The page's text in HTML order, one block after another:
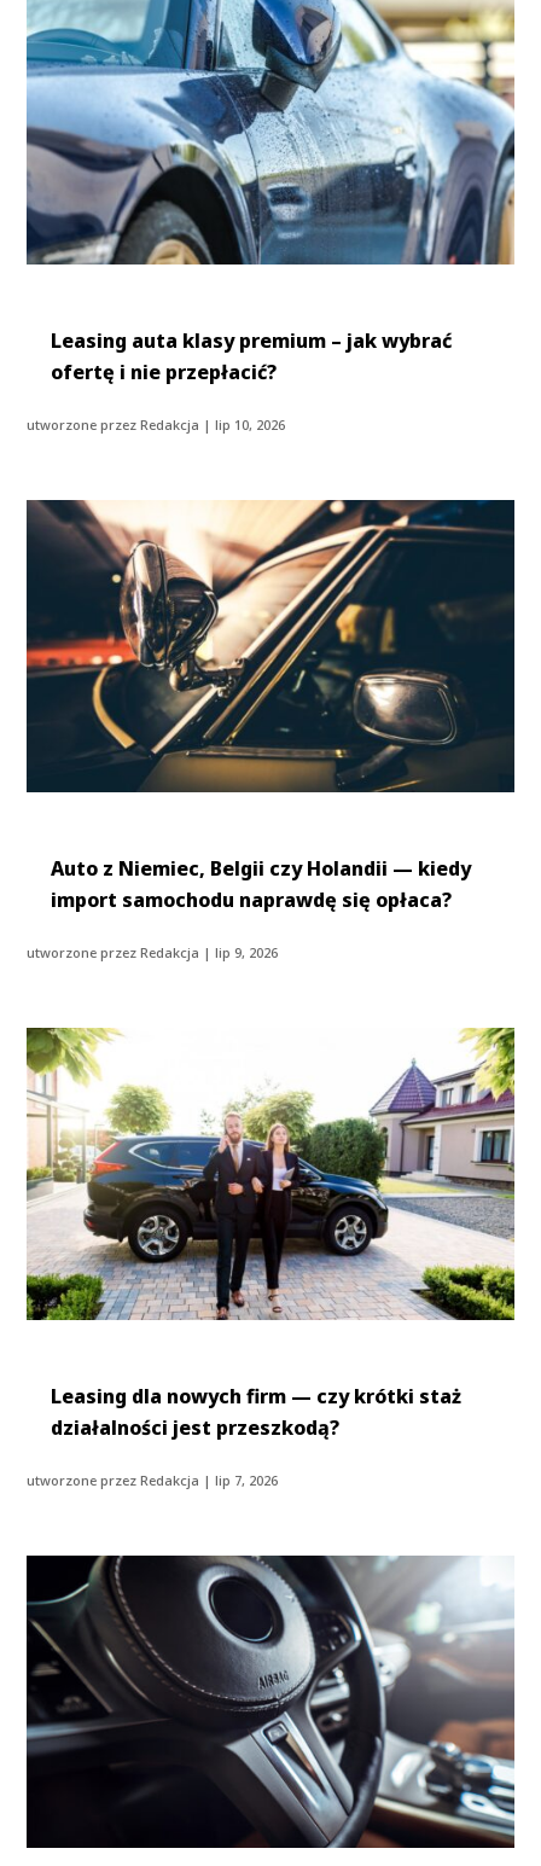
Leasing auta klasy premium – jak wybrać
ofertę i nie przepłacić?
utworzone przezRedakcja |lip 10, 2026
Auto z Niemiec, Belgii czy Holandii — kiedy
import samochodu naprawdę się opłaca?
utworzone przezRedakcja |lip 9, 2026
Leasing dla nowych firm — czy krótki staż
działalności jest przeszkodą?
utworzone przezRedakcja |lip 7, 2026